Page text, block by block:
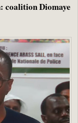
coalition Diomaye